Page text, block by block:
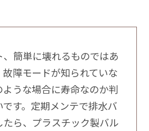
簡単に壊れるものではあ
故障モードが知られていな
ような場合に寿命なのか判
です。定期メンテで排水バ
ら、プラスチック製バル